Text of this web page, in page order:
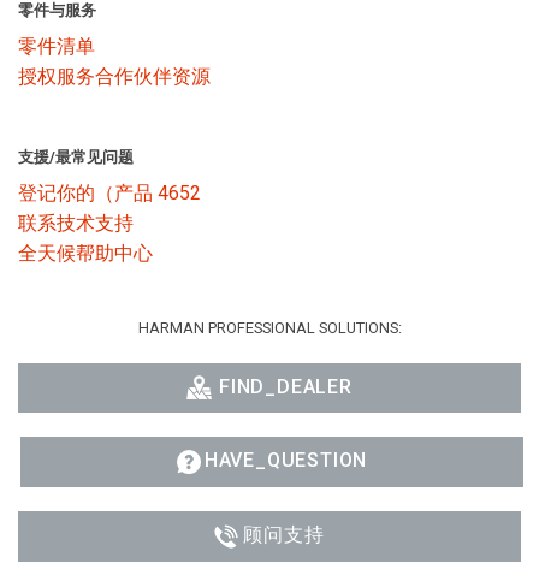
零件与服务
零件清单
授权服务合作伙伴资源
支援/最常见问题
登记你的（产品 4652
联系技术支持
全天候帮助中心
HARMAN PROFESSIONAL SOLUTIONS:
FIND_DEALER
HAVE_QUESTION
顾问支持